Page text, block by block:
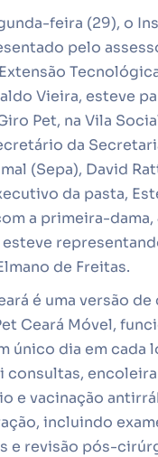
feira (29), o
pelo
Vieira, esteve
Pet, na Vila
da
(Sepa), David
da pasta,
a primeira-dama,
esteve
de Freitas.
é uma versão de
Ceará Móvel,
único dia em cada
consultas,
e vacinação
incluindo
e revisão pós-